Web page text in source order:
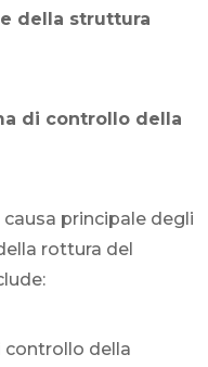
della struttura
di controllo della
principale degli
rottura del
controllo della